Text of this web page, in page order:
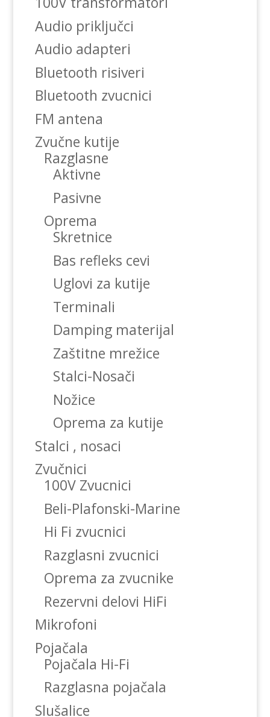
Audio priključci
Audio adapteri
Bluetooth risiveri
Bluetooth zvucnici
FM antena
Zvučne kutije
Razglasne
Aktivne
Pasivne
Oprema
Skretnice
Bas refleks cevi
Uglovi za kutije
Terminali
Damping materijal
Zaštitne mrežice
Stalci-Nosači
Nožice
Oprema za kutije
Stalci , nosaci
Zvučnici
100V Zvucnici
Beli-Plafonski-Marine
Hi Fi zvucnici
Razglasni zvucnici
Oprema za zvucnike
Rezervni delovi HiFi
Mikrofoni
Pojačala
Pojačala Hi-Fi
Razglasna pojačala
Slušalice